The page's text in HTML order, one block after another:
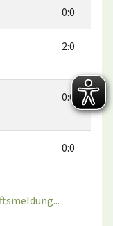
0:0
2:0
0:0
0:0